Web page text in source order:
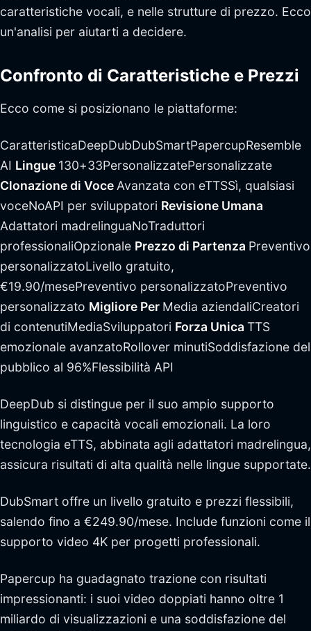
caratteristiche vocali, e nelle strutture di prezzo. Ecco
un'analisi per aiutarti a decidere.
Confronto di Caratteristiche e Prezzi
Ecco come si posizionano le piattaforme:
CaratteristicaDeepDubDubSmartPapercupResemble
AI Lingue 130+33PersonalizzatePersonalizzate
Clonazione di Voce Avanzata con eTTSSì, qualsiasi
voceNoAPI per sviluppatori Revisione Umana
Adattatori madrelinguaNoTraduttori
professionaliOpzionale Prezzo di Partenza Preventivo
personalizzatoLivello gratuito,
€19.90/mesePreventivo personalizzatoPreventivo
personalizzato Migliore Per Media aziendaliCreatori
di contenutiMediaSviluppatori Forza Unica TTS
emozionale avanzatoRollover minutiSoddisfazione del
pubblico al 96%Flessibilità API
DeepDub si distingue per il suo ampio supporto
linguistico e capacità vocali emozionali. La loro
tecnologia eTTS, abbinata agli adattatori madrelingua,
assicura risultati di alta qualità nelle lingue supportate.
DubSmart offre un livello gratuito e prezzi flessibili,
salendo fino a €249.90/mese. Include funzioni come il
supporto video 4K per progetti professionali.
Papercup ha guadagnato trazione con risultati
impressionanti: i suoi video doppiati hanno oltre 1
miliardo di visualizzazioni e una soddisfazione del